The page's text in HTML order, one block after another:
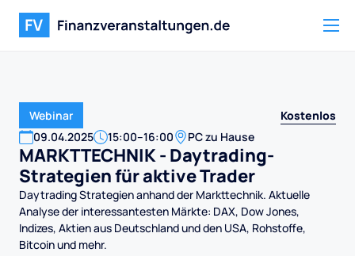
Webinar
Kostenlos
09.04.2025 15:00–16:00 PC zu Hause
MARKTTECHNIK - Daytrading-
Strategien für aktive Trader
Daytrading Strategien anhand der Markttechnik. Aktuelle
Analyse der interessantesten Märkte: DAX, Dow Jones,
Indizes, Aktien aus Deutschland und den USA, Rohstoffe,
Bitcoin und mehr.